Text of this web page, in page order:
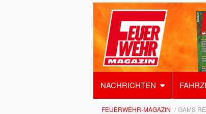
NACHRICHTEN
FEUERWEHR-MAGAZIN GAMS